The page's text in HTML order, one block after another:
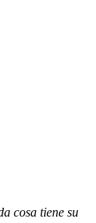
cosa tiene su